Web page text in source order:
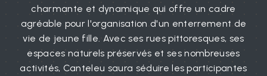
charmante et dynamique qui offre un cadre
agréable pour l'organisation d'un enterrement de
vie de jeune fille. Avec ses rues pittoresques, ses
espaces naturels préservés et ses nombreuses
activités, Canteleu saura séduire les participantes